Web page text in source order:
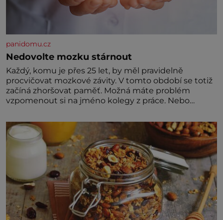
panidomu.cz
Nedovolte mozku stárnout
Každý, komu je přes 25 let, by měl pravidelně
procvičovat mozkové závity. V tomto období se totiž
začíná zhoršovat paměť. Možná máte problém
vzpomenout si na jméno kolegy z práce. Nebo
nedávno přečetli. Je to opravdu tak, s věkem jako
kdyby se paměť rozhodla stávkovat. Cvičte